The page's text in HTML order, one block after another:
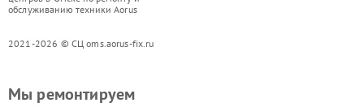
обслуживанию техники Aorus
2021-2026 © СЦ oms.aorus-fix.ru
Мы ремонтируем